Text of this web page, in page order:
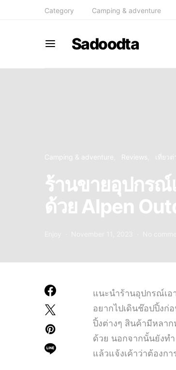
Category Camping & adventure
Sadoodta
Camping & adventure Reviews เที่ยว
ร้านขายอุปกร
ด้วย Alpen
แนะนำร้านอุปกรณ์เอ
อยากไปเดินช๊อปปิ้งก่
ปิ้งต่างๆ สินค้ามีหลา
ด้วย นอกจากนั้นยังทำ
แล้วแจ้งเค้าว่าต้องก